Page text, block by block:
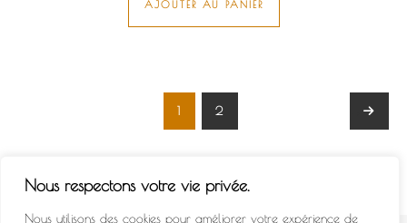
Nous respectons votre vie privée.
Nous utilisons des cookies pour améliorer votre expérience de
AJOUTER AU PANIER
1 2